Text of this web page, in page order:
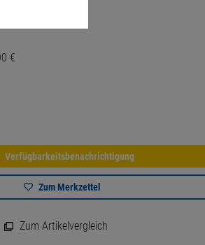
€
Verfügbarkeitsbenachrichtigung
Zum Merkzettel
Zum Artikelvergleich